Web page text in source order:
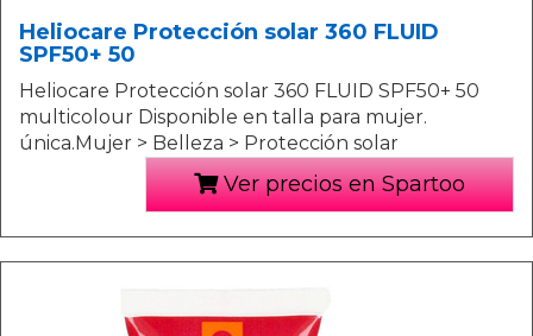
Heliocare Protección solar 360 FLUID
SPF50+ 50
Heliocare Protección solar 360 FLUID SPF50+ 50
multicolour Disponible en talla para mujer.
única.Mujer > Belleza > Protección solar
Ver precios en Spartoo